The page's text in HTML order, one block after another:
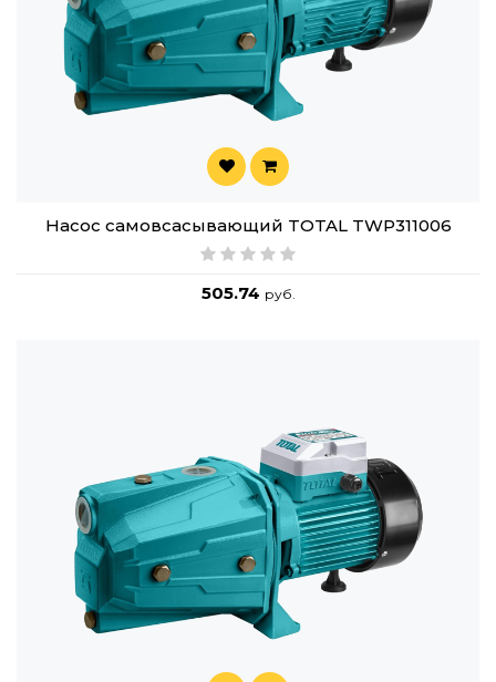
Насос cамовсасывающий TOTAL TWP311006
505.74 руб.